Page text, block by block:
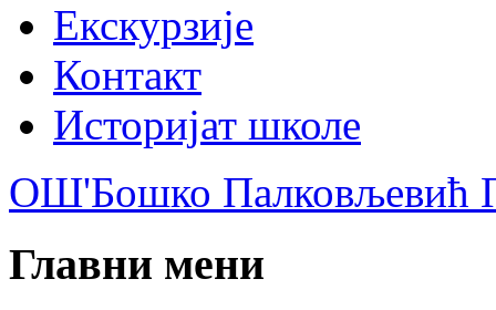
Екскурзије
Контакт
Историјат школе
ОШ'Бошко Палковљевић
Главни мени